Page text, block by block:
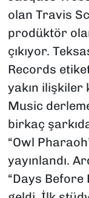
olan Travis
prodüktör
çıkıyor.
Records
yakın ilişkiler
Music
birkaç
“Owl
yayınlandı.
“Days Before